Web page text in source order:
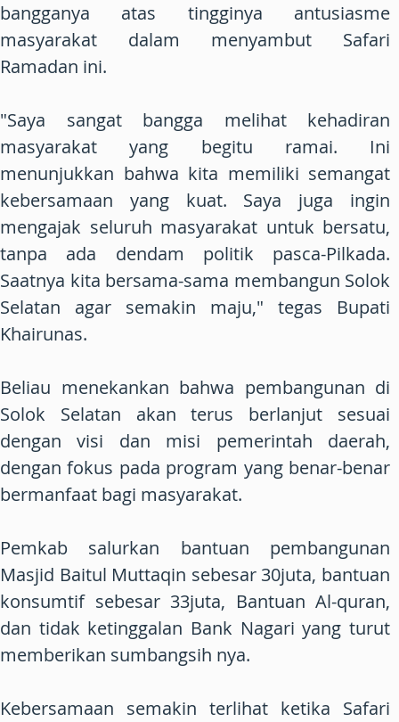
bangganya atas tingginya antusiasme
masyarakat dalam menyambut Safari
Ramadan ini.
"Saya sangat bangga melihat kehadiran
masyarakat yang begitu ramai. Ini
menunjukkan bahwa kita memiliki semangat
kebersamaan yang kuat. Saya juga ingin
mengajak seluruh masyarakat untuk bersatu,
tanpa ada dendam politik pasca-Pilkada.
Saatnya kita bersama-sama membangun Solok
Selatan agar semakin maju," tegas Bupati
Khairunas.
Beliau menekankan bahwa pembangunan di
Solok Selatan akan terus berlanjut sesuai
dengan visi dan misi pemerintah daerah,
dengan fokus pada program yang benar-benar
bermanfaat bagi masyarakat.
Pemkab salurkan bantuan pembangunan
Masjid Baitul Muttaqin sebesar 30juta, bantuan
konsumtif sebesar 33juta, Bantuan Al-quran,
dan tidak ketinggalan Bank Nagari yang turut
memberikan sumbangsih nya.
Kebersamaan semakin terlihat ketika Safari